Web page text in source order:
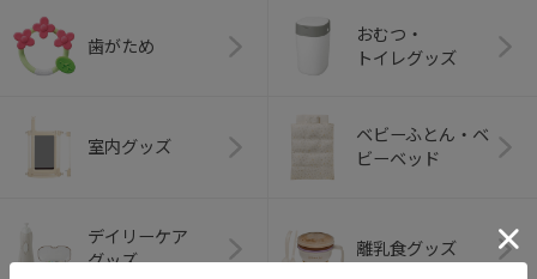
歯がため
おむつ・
トイレグッズ
室内グッズ
ベビーふとん・ベ
ビーベッド
デイリーケア
グッズ
離乳食グッズ